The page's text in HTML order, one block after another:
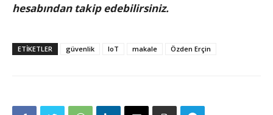
hesabından takip edebilirsiniz.
ETIKETLER güvenlik IoT makale Özden Erçin